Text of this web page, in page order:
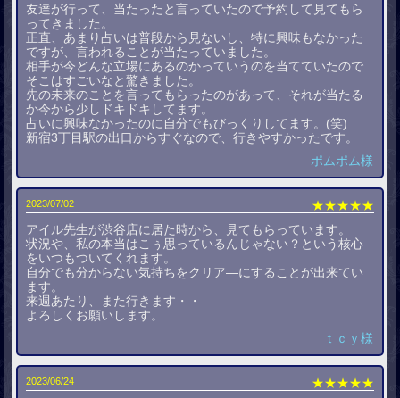
友達が行って、当たったと言っていたので予約して見てもら
ってきました。
正直、あまり占いは普段から見ないし、特に興味もなかった
ですが、言われることが当たっていました。
相手が今どんな立場にあるのかっていうのを当てていたので
そこはすごいなと驚きました。
先の未来のことを言ってもらったのがあって、それが当たる
か今から少しドキドキしてます。
占いに興味なかったのに自分でもびっくりしてます。(笑)
新宿3丁目駅の出口からすぐなので、行きやすかったです。
ポムポム様
2023/07/02
★★★★★
アイル先生が渋谷店に居た時から、見てもらっています。
状況や、私の本当はこぅ思っているんじゃない？という核心
をいつもついてくれます。
自分でも分からない気持ちをクリア―にすることが出来てい
ます。
来週あたり、また行きます・・
よろしくお願いします。
ｔｃｙ様
2023/06/24
★★★★★